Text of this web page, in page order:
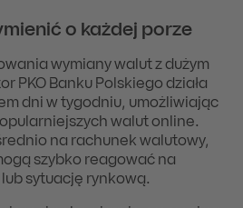
o każdej porze
wymiany walut z dużym
PKO Banku Polskiego działa
dni w tygodniu, umożliwiając
walut online.
na rachunek walutowy,
szybko reagować na
sytuację rynkową.